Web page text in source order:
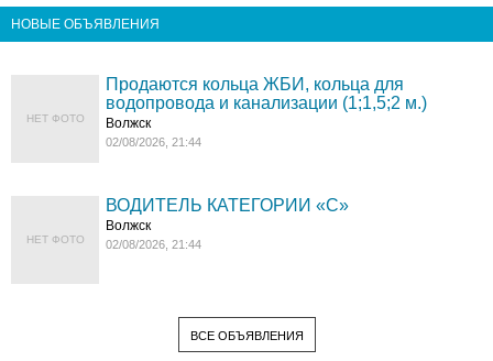
НОВЫЕ ОБЪЯВЛЕНИЯ
НЕТ ФОТО
Продаются кольца ЖБИ, кольца для
водопровода и канализации (1;1,5;2 м.)
Волжск
02/08/2026, 21:44
НЕТ ФОТО
ВОДИТЕЛЬ КАТЕГОРИИ «C»
Волжск
02/08/2026, 21:44
ВСЕ ОБЪЯВЛЕНИЯ